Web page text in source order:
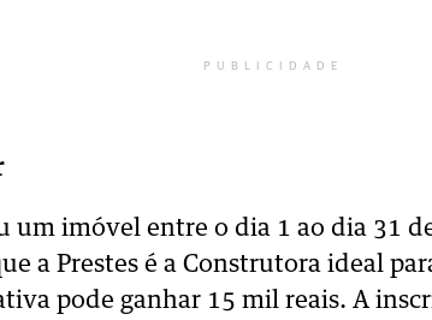
PUBLICIDADE
um imóvel entre o dia 1 ao dia 31
a Prestes é a Construtora ideal
pode ganhar 15 mil reais. A